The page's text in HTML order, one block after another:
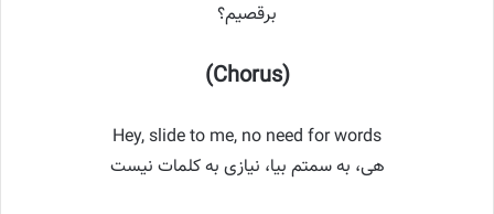
برقصیم؟
(Chorus)
Hey, slide to me, no need for words
هی، به سمتم بیا، نیازی به کلمات نیست